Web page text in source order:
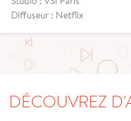
Diffuseur : Netflix
DÉCOUVREZ